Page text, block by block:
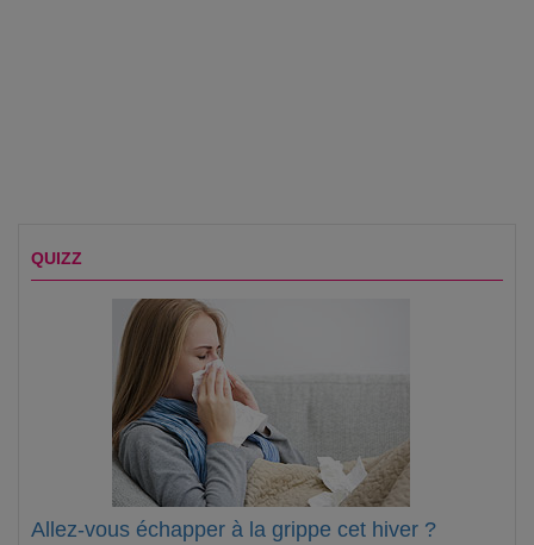
QUIZZ
Allez-vous échapper à la grippe cet hiver ?